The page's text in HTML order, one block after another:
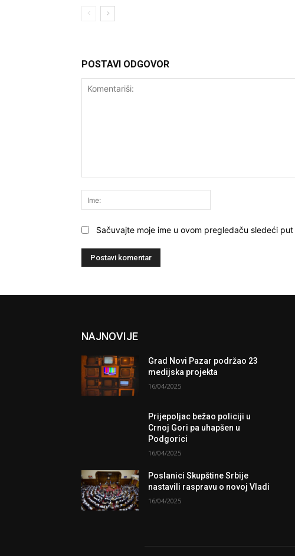
POSTAVI ODGOVOR
Sačuvajte moje ime u ovom pregledaču sledeći
NAJNOVIJE
Grad Novi Pazar podržao 23
medijska projekta
16/04/2025
Prijepoljac bežao policiji u
Crnoj Gori pa uhapšen u
Podgorici
16/04/2025
Poslanici Skupštine Srbije
nastavili raspravu o novoj Vladi
16/04/2025